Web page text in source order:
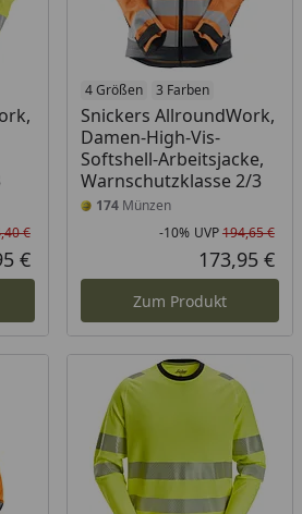
Rabatt in Prozent
Ursprünglicher Preis
€
Aktueller Preis
€
4 Größen 3 Farben
Snickers AllroundWork,
Damen-High-Vis-
Softshell-Arbeitsjacke,
Warnschutzklasse 2/3
174Münzen
-10% UVP194,65 €
173,95 €
Zum Produkt